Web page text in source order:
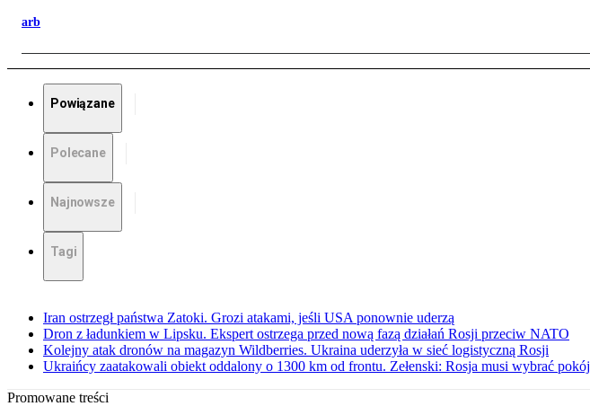
arb
Powiązane
Polecane
Najnowsze
Tagi
Iran ostrzegł państwa Zatoki. Grozi atakami, jeśli USA ponownie uderzą
Dron z ładunkiem w Lipsku. Ekspert ostrzega przed nową fazą działań Rosji przeciw NATO
Kolejny atak dronów na magazyn Wildberries. Ukraina uderzyła w sieć logistyczną Rosji
Ukraińcy zaatakowali obiekt oddalony o 1300 km od frontu. Zełenski: Rosja musi wybrać pokój
Promowane treści